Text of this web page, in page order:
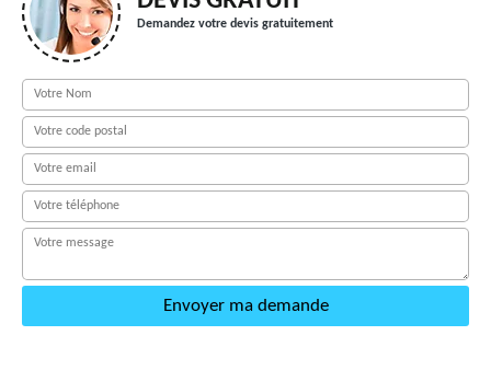
Demandez votre devis gratuitement